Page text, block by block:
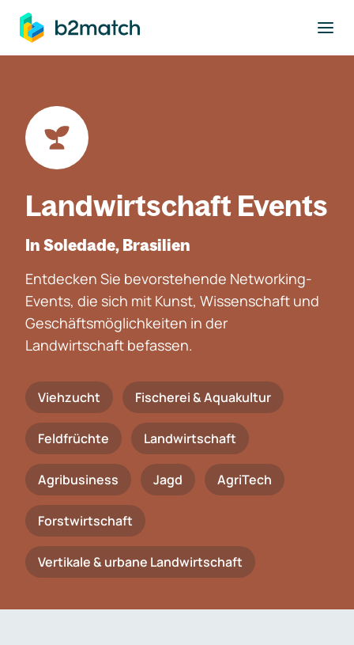
springen
Landwirtschaft Events
In Soledade, Brasilien
Entdecken Sie bevorstehende Networking-
Events, die sich mit Kunst, Wissenschaft und
Geschäftsmöglichkeiten in der
Landwirtschaft befassen.
Viehzucht Fischerei & Aquakultur
Feldfrüchte Landwirtschaft
Agribusiness Jagd AgriTech
Forstwirtschaft
Vertikale & urbane Landwirtschaft